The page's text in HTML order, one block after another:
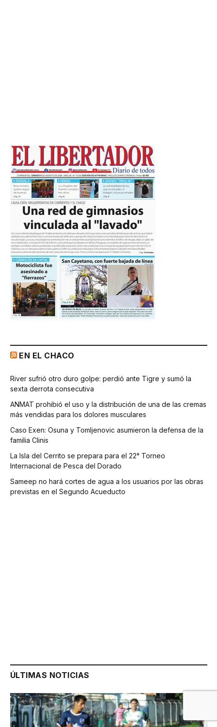
EN EL CHACO
River sufrió otro duro golpe: perdió ante Tigre y sumó la
sexta derrota consecutiva
ANMAT prohibió el uso y la distribución de una de las cremas
más vendidas para los dolores musculares
Caso Exen: Osuna y Tomljenovic asumieron la defensa de la
familia Clinis
La Isla del Cerrito se prepara para el 22° Torneo
Internacional de Pesca del Dorado
Sameep no hará cortes de agua a los usuarios por las obras
previstas en el Segundo Acueducto
ÚLTIMAS NOTICIAS